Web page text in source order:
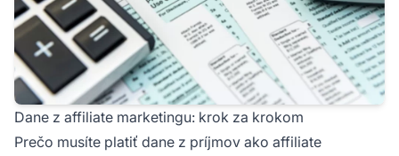
Dane z affiliate marketingu: krok za krokom
Prečo musíte platiť dane z príjmov ako affiliate